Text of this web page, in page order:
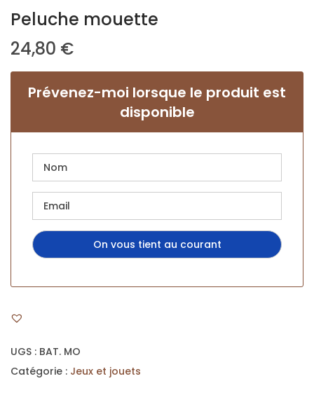
Peluche mouette
24,80 €
Prévenez-moi lorsque le produit est
disponible
UGS : BAT. MO
Catégorie : Jeux et jouets